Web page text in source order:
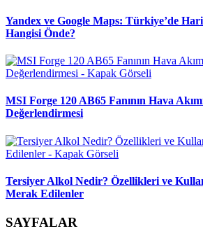
Yandex ve Google Maps: Türkiye’de
Hangisi Önde?
MSI Forge 120 AB65 Fanının Hava
Değerlendirmesi
Tersiyer Alkol Nedir? Özellikleri ve
Merak Edilenler
SAYFALAR